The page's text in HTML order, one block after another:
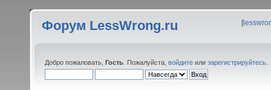
Форум LessWrong.ru [
Добро пожаловать, Гость . Пожалуйста, войдите или зарегистрируйтесь